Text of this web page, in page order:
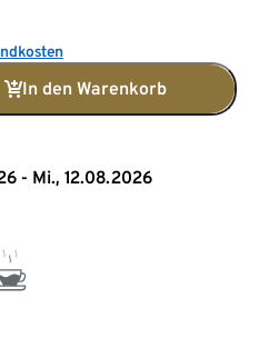
In den Warenkorb
- Mi., 12.08.2026